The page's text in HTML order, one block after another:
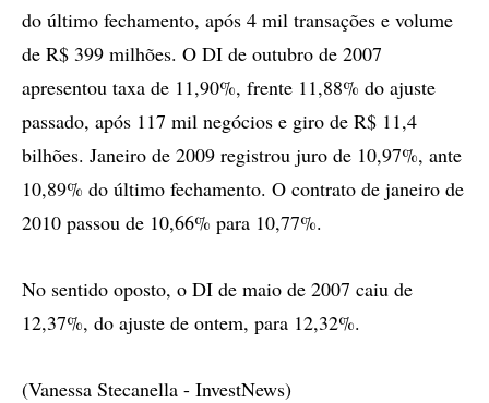
do último fechamento, após 4 mil transações e volume
de R$ 399 milhões. O DI de outubro de 2007
apresentou taxa de 11,90%, frente 11,88% do ajuste
passado, após 117 mil negócios e giro de R$ 11,4
bilhões. Janeiro de 2009 registrou juro de 10,97%, ante
10,89% do último fechamento. O contrato de janeiro de
2010 passou de 10,66% para 10,77%.
No sentido oposto, o DI de maio de 2007 caiu de
12,37%, do ajuste de ontem, para 12,32%.
(Vanessa Stecanella - InvestNews)